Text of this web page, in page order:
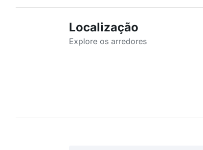
Localização
Explore os arredores